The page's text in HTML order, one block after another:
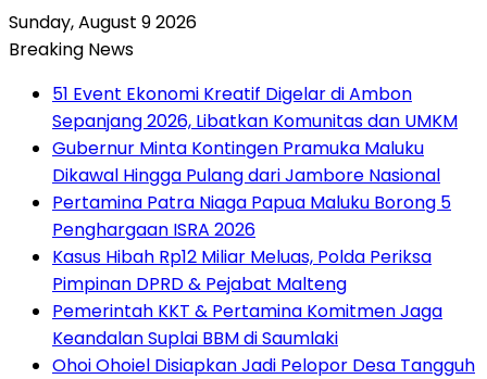
Sunday, August 9 2026
Breaking News
51 Event Ekonomi Kreatif Digelar di Ambon
Sepanjang 2026, Libatkan Komunitas dan UMKM
Gubernur Minta Kontingen Pramuka Maluku
Dikawal Hingga Pulang dari Jambore Nasional
Pertamina Patra Niaga Papua Maluku Borong 5
Penghargaan ISRA 2026
Kasus Hibah Rp12 Miliar Meluas, Polda Periksa
Pimpinan DPRD & Pejabat Malteng
Pemerintah KKT & Pertamina Komitmen Jaga
Keandalan Suplai BBM di Saumlaki
Ohoi Ohoiel Disiapkan Jadi Pelopor Desa Tangguh